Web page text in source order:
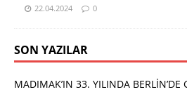
22.04.2024 0
SON YAZILAR
MADIMAK’IN 33. YILINDA BERLİN’DE